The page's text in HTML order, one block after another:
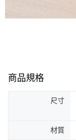
商品規格
尺寸
材質